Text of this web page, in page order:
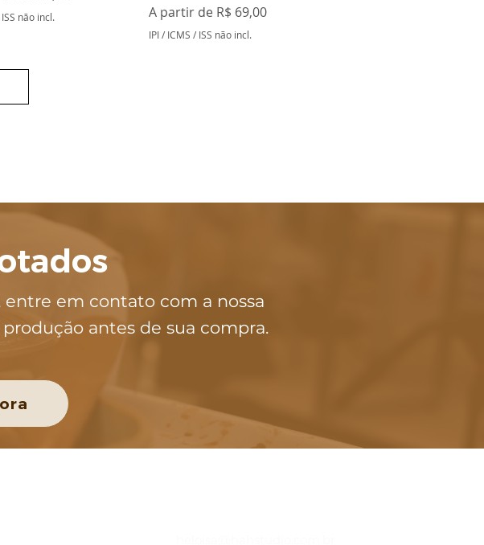
não incl.
A partir de R$ 69,00
Preço promocional
IPI / ICMS / ISS não incl.
em contato com a nossa
antes de sua compra.